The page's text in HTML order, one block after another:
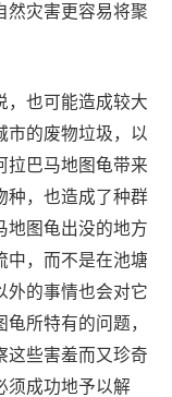
然灾害更容易将聚
，也可能造成较大
市的废物垃圾，以
拉巴马地图龟带来
种，也造成了种群
地图龟出没的地方
中，而不是在池塘
外的事情也会对它
所特有的问题，
这些害羞而又珍奇
须成功地予以解